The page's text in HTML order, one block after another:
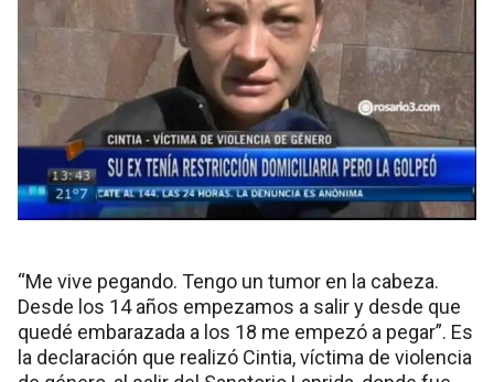
“Me vive pegando. Tengo un tumor en la cabeza.
Desde los 14 años empezamos a salir y desde que
quedé embarazada a los 18 me empezó a pegar”. Es
la declaración que realizó Cintia, víctima de violencia